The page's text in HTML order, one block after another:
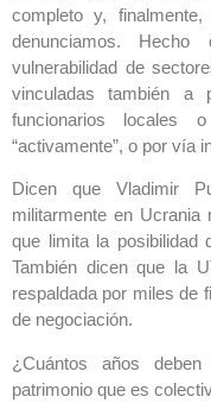
completo y,
denunciamos.
vulnerabilidad de
vinculadas también a
funcionarios locales
“activamente”, o por vía
Dicen que Vladimir
militarmente en
que limita la posibilidad
También dicen que la
respaldada por miles de
de negociación.
¿Cuántos años
patrimonio que es